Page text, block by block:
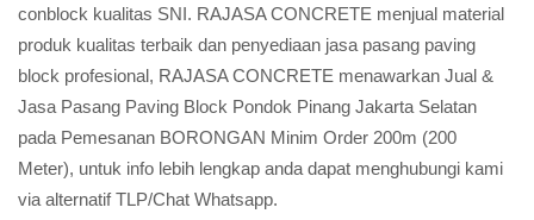
conblock kualitas SNI. RAJASA CONCRETE menjual material
produk kualitas terbaik dan penyediaan jasa pasang paving
block profesional, RAJASA CONCRETE menawarkan Jual &
Jasa Pasang Paving Block Pondok Pinang Jakarta Selatan
pada Pemesanan BORONGAN Minim Order 200m (200
Meter), untuk info lebih lengkap anda dapat menghubungi kami
via alternatif TLP/Chat Whatsapp.